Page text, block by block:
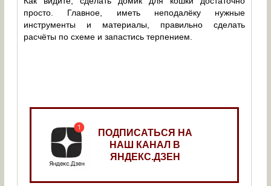
просто. Главное, иметь неподалёку нужные
инструменты и материалы, правильно сделать
расчёты по схеме и запастись терпением.
ПОДПИСАТЬСЯ НА
НАШ КАНАЛ В
ЯНДЕКС.ДЗЕН